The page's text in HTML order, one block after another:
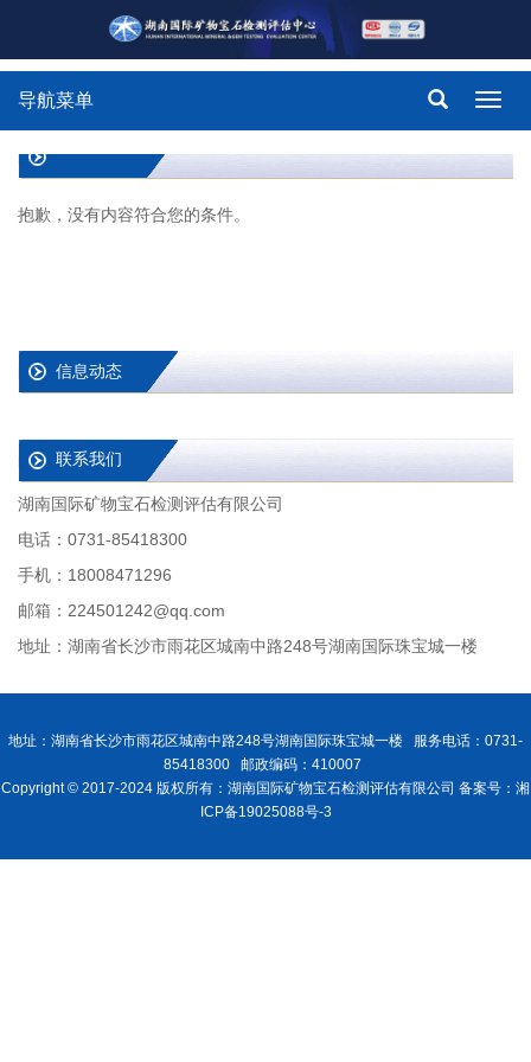
导航菜单
抱歉，没有内容符合您的条件。
信息动态
联系我们
湖南国际矿物宝石检测评估有限公司
电话：0731-85418300
手机：18008471296
邮箱：224501242@qq.com
地址：湖南省长沙市雨花区城南中路248号湖南国际珠宝城一楼
地址：湖南省长沙市雨花区城南中路248号湖南国际珠宝城一楼 服务电话：0731-
85418300 邮政编码：410007
Copyright © 2017-2024 版权所有：湖南国际矿物宝石检测评估有限公司 备案号：湘
ICP备19025088号-3